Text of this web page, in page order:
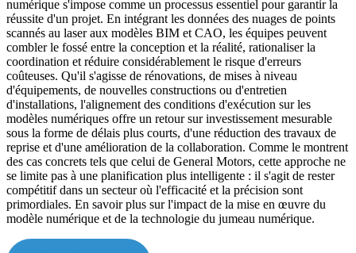
numérique s'impose comme un processus essentiel pour garantir la
réussite d'un projet. En intégrant les données des nuages de points
scannés au laser aux modèles BIM et CAO, les équipes peuvent
combler le fossé entre la conception et la réalité, rationaliser la
coordination et réduire considérablement le risque d'erreurs
coûteuses. Qu'il s'agisse de rénovations, de mises à niveau
d'équipements, de nouvelles constructions ou d'entretien
d'installations, l'alignement des conditions d'exécution sur les
modèles numériques offre un retour sur investissement mesurable
sous la forme de délais plus courts, d'une réduction des travaux de
reprise et d'une amélioration de la collaboration. Comme le montrent
des cas concrets tels que celui de General Motors, cette approche ne
se limite pas à une planification plus intelligente : il s'agit de rester
compétitif dans un secteur où l'efficacité et la précision sont
primordiales. En savoir plus sur l'impact de la mise en œuvre du
modèle numérique et de la technologie du jumeau numérique.